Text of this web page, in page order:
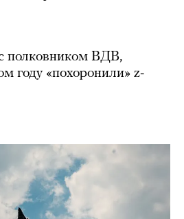
полковником ВДВ,
году «похоронили» z-